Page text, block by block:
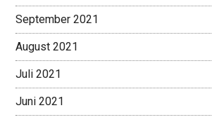
September 2021
August 2021
Juli 2021
Juni 2021